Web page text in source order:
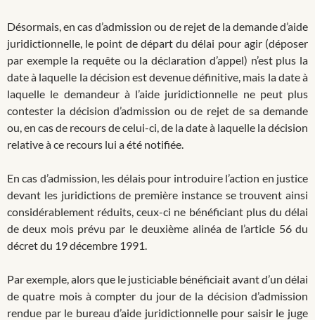
Désormais, en cas d’admission ou de rejet de la demande d’aide
juridictionnelle, le point de départ du délai pour agir (déposer
par exemple la requête ou la déclaration d’appel) n’est plus la
date à laquelle la décision est devenue définitive, mais la date à
laquelle le demandeur à l’aide juridictionnelle ne peut plus
contester la décision d’admission ou de rejet de sa demande
ou, en cas de recours de celui-ci, de la date à laquelle la décision
relative à ce recours lui a été notifiée.
En cas d’admission, les délais pour introduire l’action en justice
devant les juridictions de première instance se trouvent ainsi
considérablement réduits, ceux-ci ne bénéficiant plus du délai
de deux mois prévu par le deuxième alinéa de l’article 56 du
décret du 19 décembre 1991.
Par exemple, alors que le justiciable bénéficiait avant d’un délai
de quatre mois à compter du jour de la décision d’admission
rendue par le bureau d’aide juridictionnelle pour saisir le juge